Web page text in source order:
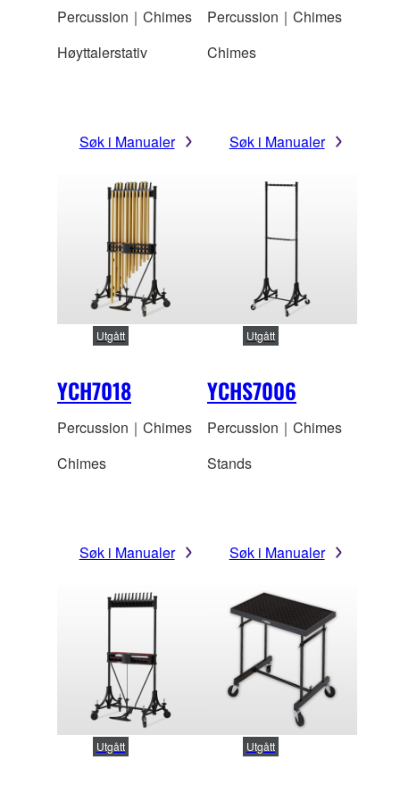
Percussion｜Chimes
Høyttalerstativ
Søk i Manualer
Percussion｜Chimes
Chimes
Søk i Manualer
YCH7018
Utgått
Percussion｜Chimes
Chimes
Søk i Manualer
YCHS7006
Utgått
Percussion｜Chimes
Stands
Søk i Manualer
Utgått Utgått